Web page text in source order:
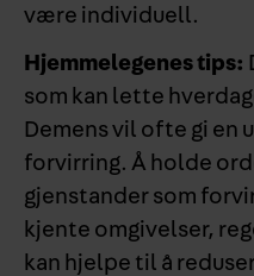
være individuell.
Hjemmelegenes tips:
som kan lette
Demens vil ofte gi en
forvirring. Å holde
gjenstander som
kjente omgivelser,
kan hjelpe til å